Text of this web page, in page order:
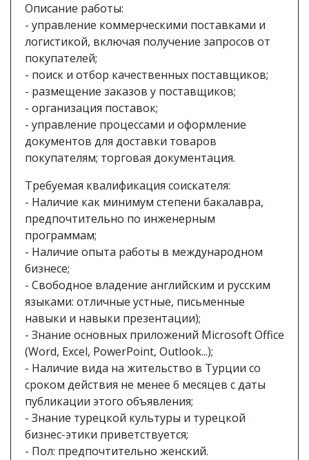
Описание работы:
- управление коммерческими поставками и
логистикой, включая получение запросов от
покупателей;
- поиск и отбор качественных поставщиков;
- размещение заказов у поставщиков;
- организация поставок;
- управление процессами и оформление
документов для доставки товаров
покупателям; торговая документация.
Требуемая квалификация соискателя:
- Наличие как минимум степени бакалавра,
предпочтительно по инженерным
программам;
- Наличие опыта работы в международном
бизнесе;
- Свободное владение английским и русским
языками: отличные устные, письменные
навыки и навыки презентации);
- Знание основных приложений Microsoft Office
(Word, Excel, PowerPoint, Outlook...);
- Наличие вида на жительство в Турции со
сроком действия не менее 6 месяцев с даты
публикации этого объявления;
- Знание турецкой культуры и турецкой
бизнес-этики приветствуется;
- Пол: предпочтительно женский.